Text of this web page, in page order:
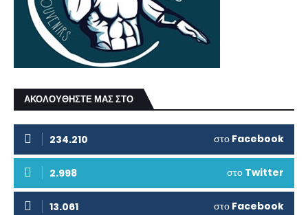
ΑΚΟΛΟΥΘΗΣΤΕ ΜΑΣ ΣΤΟ
234.210 στο Facebook
2.998 στο Twitter
13.061 στο Facebook